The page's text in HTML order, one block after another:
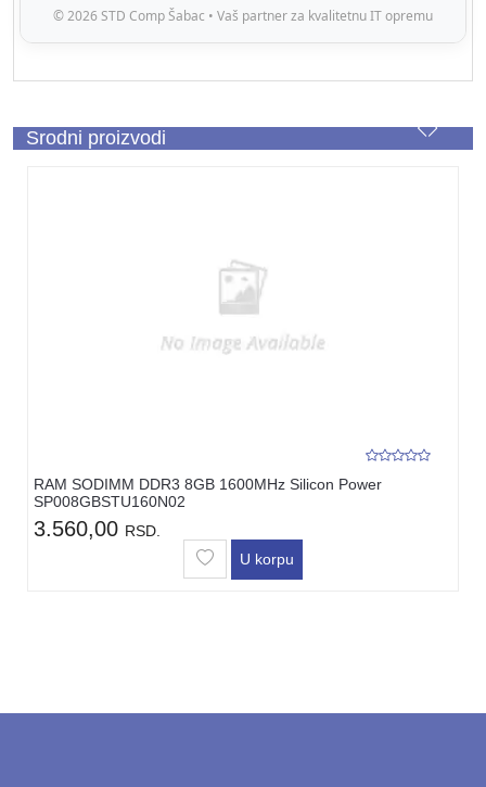
© 2026 STD Comp Šabac • Vaš partner za kvalitetnu IT opremu
Srodni proizvodi
RAM SODIMM DDR3 8GB 1600MHz Silicon Power
SP008GBSTU160N02
3.560,00 RSD.
U korpu